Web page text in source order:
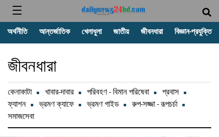
অর্থনীতি আন্তর্জাতিক খেলাধুলা জাতীয় জীবনধারা বিজ্ঞান-প্রযুক্তি
জীবনধারা
কেনাকাটা খাবার-দাবার পরিবহণ - বিমান পরিষেবা
প্রবাস
ফ্যাশন
ভ্রমণ ক্যাফে ভ্রমণ গাইড
রুপ-সজ্জা - রূপচর্চা
সমাজসেবা